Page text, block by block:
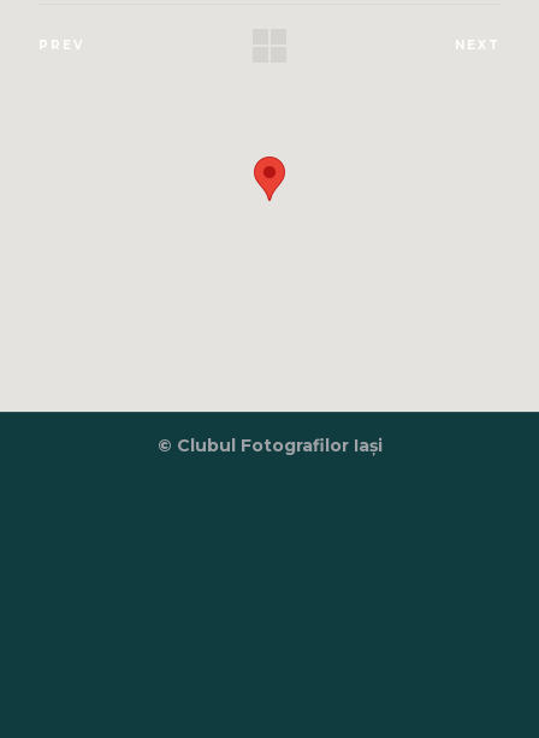
PREV NEXT
© Clubul Fotografilor Iași